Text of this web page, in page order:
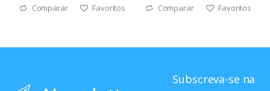
Comparar Favoritos Comparar Favoritos
Subscreva-se na